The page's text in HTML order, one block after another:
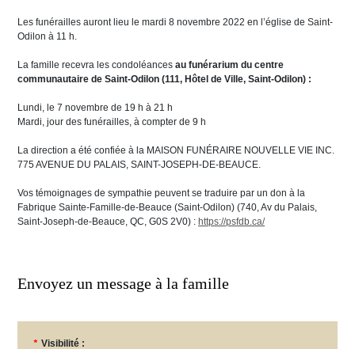
Les funérailles auront lieu le mardi 8 novembre 2022 en l’église de Saint-
Odilon à 11 h.
La famille recevra les condoléances au funérarium du centre
communautaire de Saint-Odilon (111, Hôtel de Ville, Saint-Odilon) :
Lundi, le 7 novembre de 19 h à 21 h
Mardi, jour des funérailles, à compter de 9 h
La direction a été confiée à la MAISON FUNÉRAIRE NOUVELLE VIE INC.
775 AVENUE DU PALAIS, SAINT-JOSEPH-DE-BEAUCE.
Vos témoignages de sympathie peuvent se traduire par un don à la
Fabrique Sainte-Famille-de-Beauce (Saint-Odilon) (740, Av du Palais,
Saint-Joseph-de-Beauce, QC, G0S 2V0) : https://psfdb.ca/
Envoyez un message à la famille
* Visibilité :